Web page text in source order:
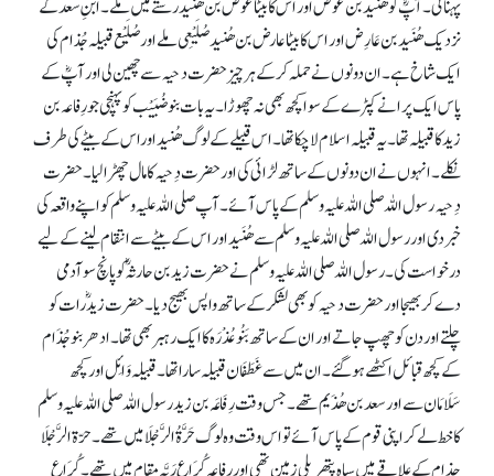
پہنائی۔ آپؓ کو ھُنَید بن عُوص اور اس کا بیٹا عُوْص بن ھُنَیدرستے میں ملے۔ ابنِ سعد کے
نزدیک ھُنَیدبن عَارِض اور اس کا بیٹا عارض بن ھُنید صُلَیْعِی ملے اور صُلَیْع قبیلہ جُذام کی
ایک شاخ ہے۔ ان دونوں نے حملہ کر کے ہر چیز حضرت دحیہ سے چھین لی اور آپؓ کے
پاس ایک پرانے کپڑے کے سوا کچھ بھی نہ چھوڑا۔ یہ بات بنو ضُبَیْب کو پہنچی جو رِفاعہ بن
زید کا قبیلہ تھا۔ یہ قبیلہ اسلام لا چکا تھا۔ اس قبیلے کے لوگ ھُنیداوراس کے بیٹے کی طرف
نکلے۔ انہوں نے ان دونوں کے ساتھ لڑائی کی اور حضرت دِحیہ کا مال چھڑا لیا۔ حضرت
دِحیہ رسول اللہ صلی اللہ علیہ وسلم کے پاس آئے۔ آپ صلی اللہ علیہ وسلم کو اپنے واقعہ کی
خبر دی اور رسول اللہ صلی اللہ علیہ وسلم سے ھُنَیداور اس کے بیٹے سے انتقام لینے کے لیے
درخواست کی۔ رسول اللہ صلی اللہ علیہ وسلم نے حضرت زید بن حارثہؓ کو پانچ سو آدمی
دے کر بھیجا اور حضرت دحیہ کو بھی لشکر کے ساتھ واپس بھیج دیا۔ حضرت زیدؓ رات کو
چلتے اور دن کو چھپ جاتے اور ان کے ساتھ بَنُو عُذْرَہ کا ایک رہبر بھی تھا۔ ادھر بنو جُذَام
کے کچھ قبائل اکٹھے ہو گئے۔ ان میں سے غَطَفَان قبیلہ سارا تھا۔ قبیلہ وَائِل اور کچھ
سَلَامَان سے اور سعد بن ھُذَیم تھے۔ جس وقت رِفَاعَہ بن زید رسول اللہ صلی اللہ علیہ وسلم
کا خط لے کر اپنی قوم کے پاس آئے تو اس وقت وہ لوگ حَرَّۃُ الرَّجْلَامیں تھے۔ حرّۃ الرَّجْلَا